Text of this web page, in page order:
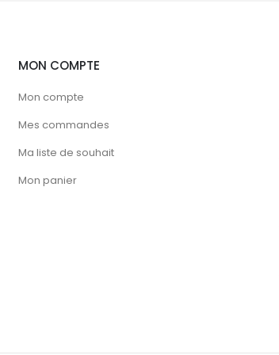
MON COMPTE
Mon compte
Mes commandes
Ma liste de souhait
Mon panier